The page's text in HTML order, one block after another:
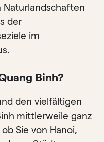
Naturlandschaften
der
im
Binh?
den vielfältigen
mittlerweile ganz
Sie von Hanoi,